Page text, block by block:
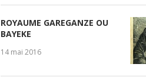
ROYAUME GAREGANZE OU
BAYEKE
14 mai 2016